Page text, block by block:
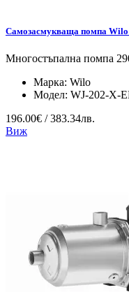
Самозасмукваща помпа
Многостъпална помпа
Марка: Wilo
Модел: WJ-202-X-
196.00€ / 383.34лв.
Виж